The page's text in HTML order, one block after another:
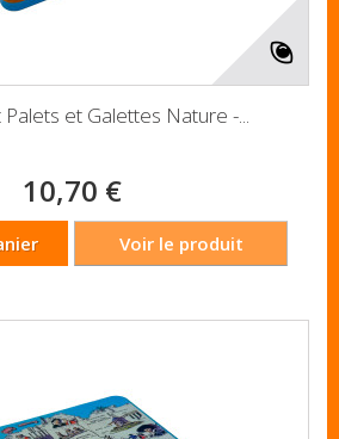
et Galettes Nature -...
10,70 €
Voir le produit